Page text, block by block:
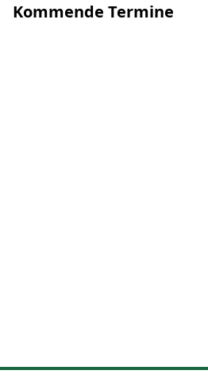
Kommende Termine